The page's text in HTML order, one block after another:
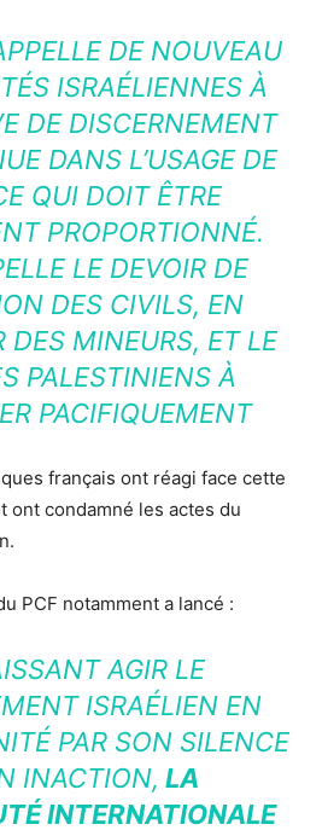
DE NOUVEAU
ISRAÉLIENNES À
DE DISCERNEMENT
DANS L’USAGE DE
QUI DOIT ÊTRE
PROPORTIONNÉ.
LE DEVOIR DE
DES CIVILS, EN
DES MINEURS, ET LE
PALESTINIENS À
PACIFIQUEMENT
français ont réagi face cette
ont condamné les actes du
PCF notamment a lancé :
AGIR LE
ISRAÉLIEN EN
PAR SON SILENCE
INACTION, LA
INTERNATIONALE